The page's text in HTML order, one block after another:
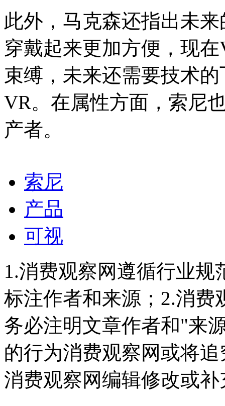
此外，马克森还指出未
穿戴起来更加方便，现
束缚，未来还需要技术
VR。在属性方面，索尼
产者。
索尼
产品
可视
1.消费观察网遵循行业
标注作者和来源；2.消费
务必注明文章作者和"来
的行为消费观察网或将
消费观察网编辑修改或补